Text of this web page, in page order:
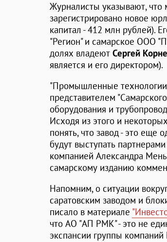
Журналисты указывают, что
зарегистрировано новое
капитал - 412 млн рублей).
"Регион" и самарское ООО
долях владеют Сергей
является и его директором).
"Промышленные
представителем
оборудования и
Исходя из этого и
понять, что завод - это еще
будут выступать
компанией Александра
самарскому изданию
Напомним, о ситуации
саратовским заводом и
писало в материале
что АО "АП РМК" - это не
экспансии группы